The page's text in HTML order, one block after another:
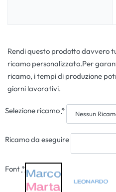
Rendi questo prodotto davvero
ricamo personalizzato.Per
ricamo, i tempi di produzione
giorni lavorativi.
Selezione ricamo *
Ricamo da eseguire
Font *